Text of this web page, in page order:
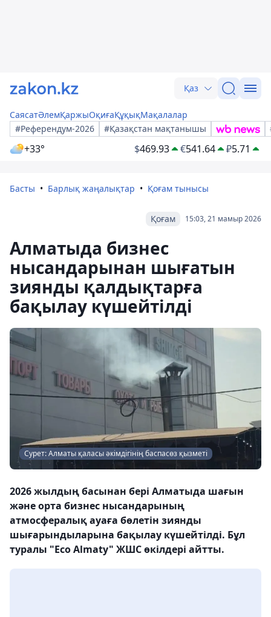
Қаз
СаясатӘлемҚаржыОқиғаҚұқықМақалалар
#Референдум-2026
#Қазақстан мақтанышы
+33° $469.93 €541.64 ₽5.71
Басты Барлық жаңалықтар Қоғам тынысы
15:03, 21 мамыр 2026
Қоғам
Алматыда бизнес
нысандарынан шығатын
зиянды қалдықтарға
бақылау күшейтілді
Сурет: Алматы қаласы әкімдігінің баспасөз қызметі
2026 жылдың басынан бері Алматыда шағын
және орта бизнес нысандарының
атмосфералық ауаға бөлетін зиянды
шығарындыларына бақылау күшейтілді. Бұл
туралы "Eco Almaty" ЖШС өкілдері айтты.